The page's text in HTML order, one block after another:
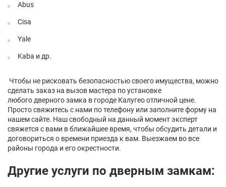
Abus
Cisa
Yale
Kaba и др.
Чтобы не рисковать безопасностью своего имущества, можно
сделать заказ на вызов мастера по установке
любого дверного замка в городе Калугео отличной цене.
Просто свяжитесь с нами по телефону или заполните форму на
нашем сайте. Наш свободный на данный момент эксперт
свяжется с вами в ближайшее время, чтобы обсудить детали и
договориться о времени приезда к вам. Выезжаем во все
районы города и его окрестности.
Другие услуги по дверным замкам: